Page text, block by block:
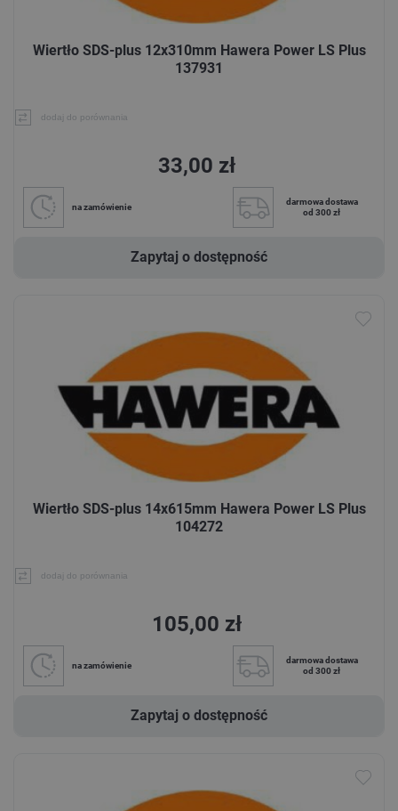
Wiertło SDS-plus 12x310mm Hawera Power LS Plus
137931
dodaj do porównania
33,00 zł
na zamówienie
darmowa dostawa
od 300 zł
Zapytaj o dostępność
Wiertło SDS-plus 14x615mm Hawera Power LS Plus
104272
dodaj do porównania
105,00 zł
na zamówienie
darmowa dostawa
od 300 zł
Zapytaj o dostępność